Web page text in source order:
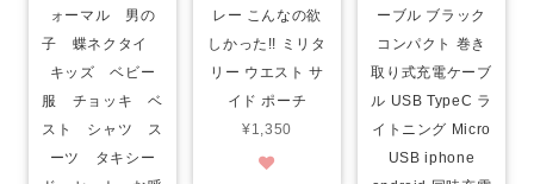
ォーマル 男の
子 蝶ネクタイ
キッズ ベビー
服 チョッキ ベ
スト シャツ ス
ーツ タキシー
レー こんなの欲
しかった!! ミリタ
リー ウエスト サ
イド ポーチ
¥1,350
ーブル ブラック
コンパクト 巻き
取り式充電ケーブ
ル USB TypeC ラ
イトニング Micro
USB iphone